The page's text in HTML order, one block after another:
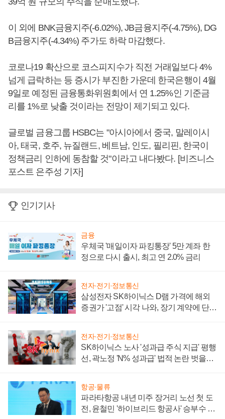
이 외에 BNK금융지주(-6.02%), JB금융지주(-4.75%), DG
B금융지주(-4.34%) 주가도 하락 마감했다.
코로나19 확산으로 코스피지수가 직전 거래일보다 4%
넘게 급락하는 등 증시가 부진한 가운데 한국은행이 4월
9일로 예정된 금융통화위원회에서 연 1.25%인 기준금
리를 1%로 낮출 것이라는 전망이 제기되고 있다.
글로벌 금융그룹 HSBC는 "아시아에서 중국, 말레이시
아, 태국, 호주, 뉴질랜드, 베트남, 인도, 필리핀, 한국이
정책금리 인하에 동참할 것"이라고 내다봤다. [비즈니스
포스트 은주성 기자]
인기기사
금융
우체국 '매일이자 파킹통장' 5만 계좌 한
정으로 다시 출시, 최고 연 2.0% 금리
전자·전기·정보통신
삼성전자 SK하이닉스 D램 가격에 해외
증권가 '고점' 시각 나와, 장기 계약에 단점
전자·전기·정보통신
SK하이닉스 노사 '성과급 주식 지급' 평행
선, 곽노정 'N% 성과급' 법적 논란 벗을지
항공·물류
파라타항공 내년 미주 장거리 노선 첫 도
전, 윤철민 '하이브리드 항공사' 승부수 통